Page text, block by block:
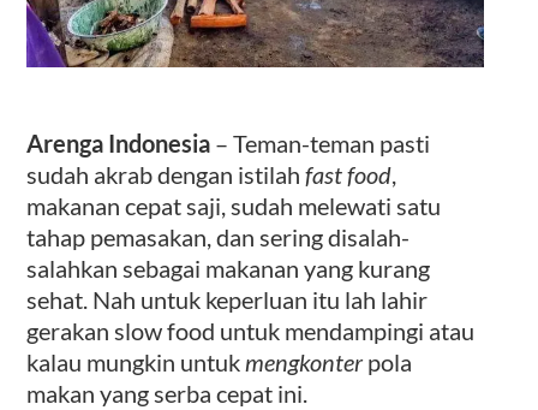
Arenga Indonesia – Teman-teman pasti
sudah akrab dengan istilahfast food,
makanan cepat saji, sudah melewati satu
tahap pemasakan, dan sering disalah-
salahkan sebagai makanan yang kurang
sehat. Nah untuk keperluan itu lah lahir
gerakan slow food untuk mendampingi atau
kalau mungkin untukmengkonterpola
makan yang serba cepat ini.